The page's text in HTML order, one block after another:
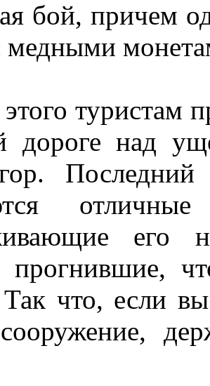
бой, причем
медными
туристам
дороге над
его
прогнившие,
что, если